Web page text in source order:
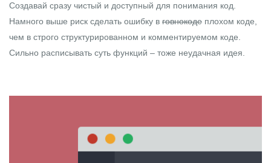
Создавай сразу чистый и доступный для понимания код.
Намного выше риск сделать ошибку в говнокоде плохом коде,
чем в строго структурированном и комментируемом коде.
Сильно расписывать суть функций – тоже неудачная идея.